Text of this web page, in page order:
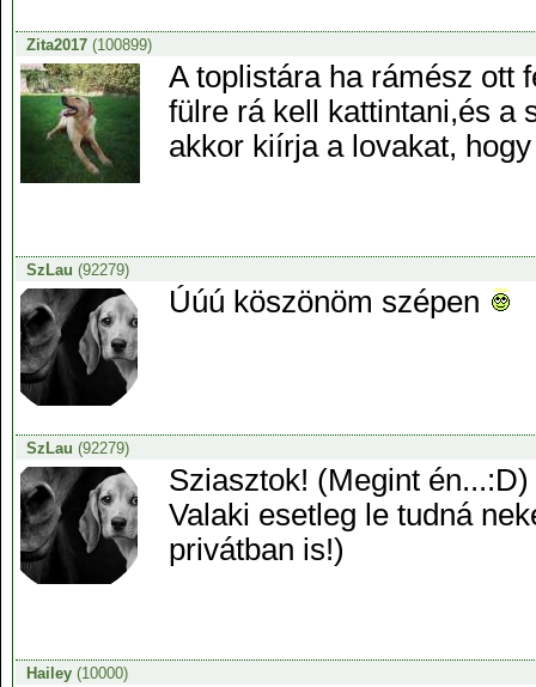
Zita2017(100899)
A toplistára ha rámész ott
fülre rá kell kattintani,és a
akkor kiírja a lovakat,
SzLau (92279)
Úúú köszönöm szépen
SzLau (92279)
Sziasztok! (Megint én...:D)
Valaki esetleg le tudná
privátban is!)
Hailey(10000)